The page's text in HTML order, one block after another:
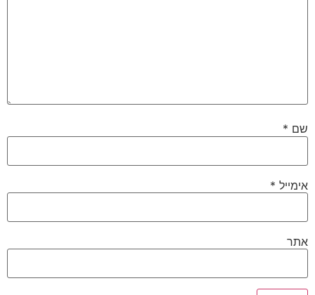
שם *
אימייל *
אתר